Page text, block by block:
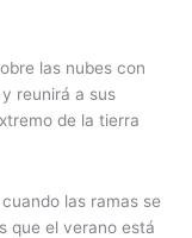
las nubes con
reunirá a sus
de la tierra
las ramas se
que el verano está